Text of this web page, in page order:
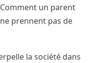
un parent
prennent pas de
la société dans